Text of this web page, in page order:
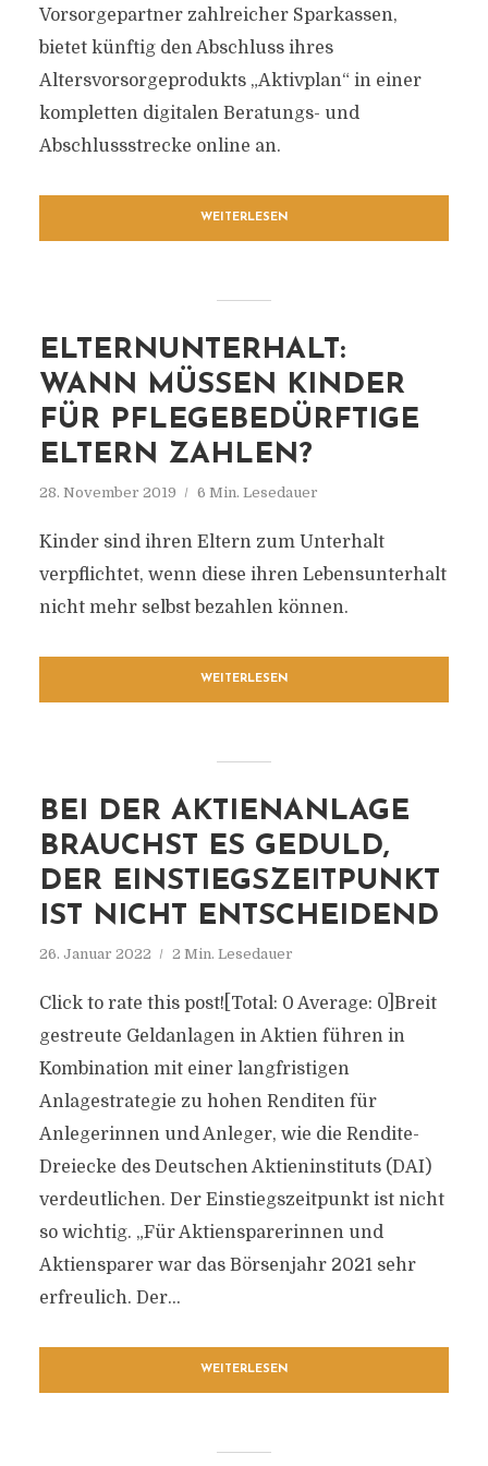
Vorsorgepartner zahlreicher Sparkassen,
bietet künftig den Abschluss ihres
Altersvorsorgeprodukts „Aktivplan“ in einer
kompletten digitalen Beratungs- und
Abschlussstrecke online an.
WEITERLESEN
ELTERNUNTERHALT:
WANN MÜSSEN KINDER
FÜR PFLEGEBEDÜRFTIGE
ELTERN ZAHLEN?
28. November 2019 6 Min. Lesedauer
Kinder sind ihren Eltern zum Unterhalt
verpflichtet, wenn diese ihren Lebensunterhalt
nicht mehr selbst bezahlen können.
WEITERLESEN
BEI DER AKTIENANLAGE
BRAUCHST ES GEDULD,
DER EINSTIEGSZEITPUNKT
IST NICHT ENTSCHEIDEND
26. Januar 2022 2 Min. Lesedauer
Click to rate this post![Total: 0 Average: 0]Breit
gestreute Geldanlagen in Aktien führen in
Kombination mit einer langfristigen
Anlagestrategie zu hohen Renditen für
Anlegerinnen und Anleger, wie die Rendite-
Dreiecke des Deutschen Aktieninstituts (DAI)
verdeutlichen. Der Einstiegszeitpunkt ist nicht
so wichtig. „Für Aktiensparerinnen und
Aktiensparer war das Börsenjahr 2021 sehr
erfreulich. Der...
WEITERLESEN